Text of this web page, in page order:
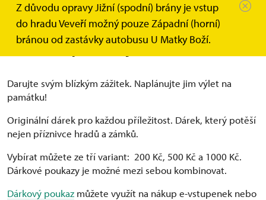
Z důvodu opravy Jižní (spodní) brány je vstup
do hradu Veveří možný pouze Západní (horní)
bránou od zastávky autobusu U Matky Boží.
Hrad Veveří
Online vstupenky a dárkové poukazy
Dárkové poukazy
Dárkové poukazy
Darujte svým blízkým zážitek. Naplánujte jim výlet na
památku!
Originální dárek pro každou příležitost. Dárek, který potěší
nejen příznivce hradů a zámků.
Vybírat můžete ze tří variant: ⁠ 200 Kč, 500 Kč a 1000 Kč.
Dárkové poukazy je možné mezi sebou kombinovat.
Dárkový poukaz můžete využít na nákup e-vstupenek nebo